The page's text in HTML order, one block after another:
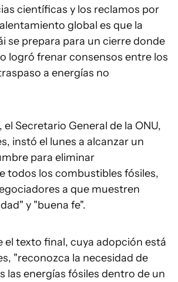
científicas y los reclamos por
global es que la
se prepara para un cierre donde
logró frenar consensos entre los
a energías no
Secretario General de la ONU,
instó el lunes a alcanzar un
para eliminar
todos los combustibles fósiles,
a que muestren
y "buena fe".
el texto final, cuya adopción está
"reconozca la necesidad de
las energías fósiles dentro de un